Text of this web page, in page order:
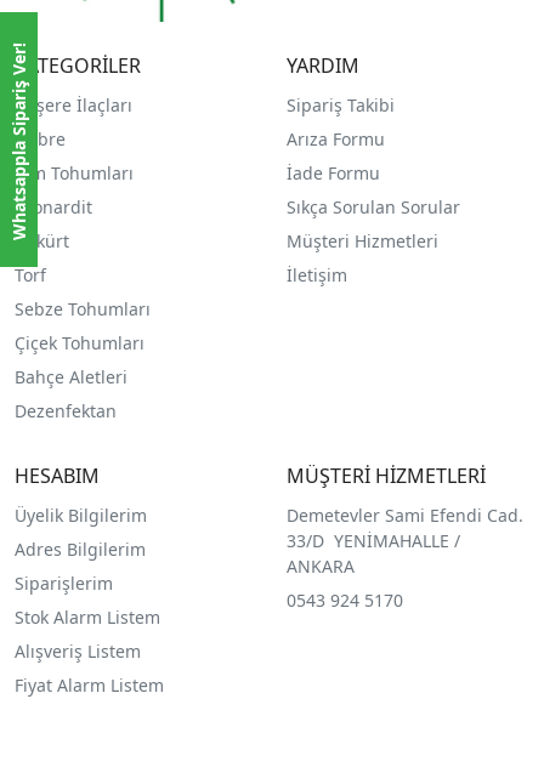
KATEGORİLER
Haşere İlaçları
Gübre
Çim Tohumları
Leonardit
Kükürt
Torf
Sebze Tohumları
Çiçek Tohumları
Bahçe Aletleri
Dezenfektan
YARDIM
Sipariş Takibi
Arıza Formu
İade Formu
Sıkça Sorulan Sorular
Müşteri Hizmetleri
İletişim
HESABIM
Üyelik Bilgilerim
Adres Bilgilerim
Siparişlerim
Stok Alarm Listem
Alışveriş Listem
Fiyat Alarm Listem
MÜŞTERİ HİZMETLERİ
Demetevler Sami Efendi Cad.
33/D YENİMAHALLE /
ANKARA
0543 924 5170
Whatsappla Sipariş Ver!